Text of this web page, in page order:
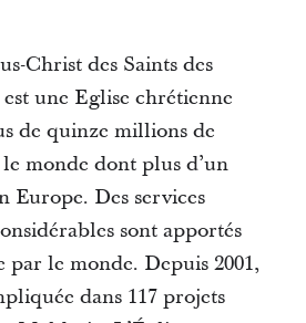
Christ des Saints des
une Eglise chrétienne
de quinze millions de
monde dont plus d’un
Europe. Des services
sont apportés
par le monde. Depuis 2001,
dans 117 projets